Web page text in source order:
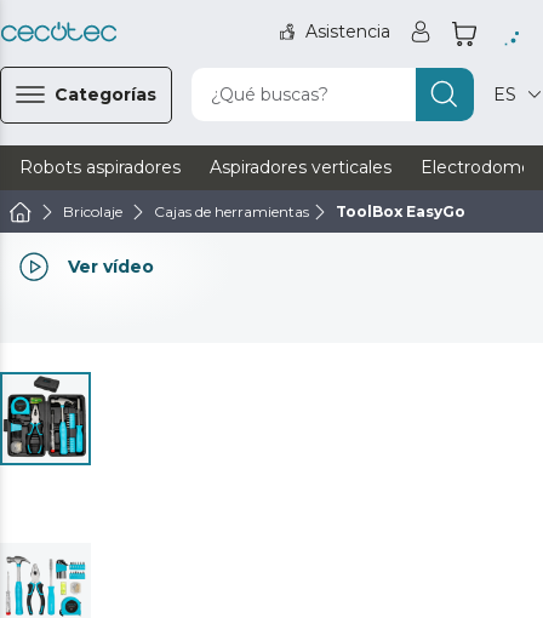
Asistencia
Categorías ¿Qué buscas? ES
Robots aspiradores Aspiradores verticales
Bricolaje Cajas de herramientas ToolBox EasyGo
Ver vídeo